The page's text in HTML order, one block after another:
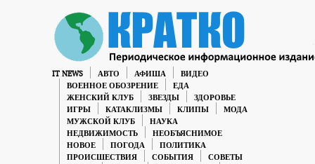
IT NEWS АВТО АФИША
ВИДЕО
ВОЕННОЕ ОБОЗРЕНИЕ
ЕДА
ЖЕНСКИЙ КЛУБ
ЗВЕЗДЫ
ЗДОРОВЬЕ
ИГРЫ
КАТАКЛИЗМЫ КЛИПЫ
МОДА
МУЖСКОЙ КЛУБ
НАУКА
НЕДВИЖИМОСТЬ
НЕОБЪЯСНИМОЕ
НОВОЕ
ПОГОДА
ПОЛИТИКА
ПРОИСШЕСТВИЯ
СОБЫТИЯ
СОВЕТЫ